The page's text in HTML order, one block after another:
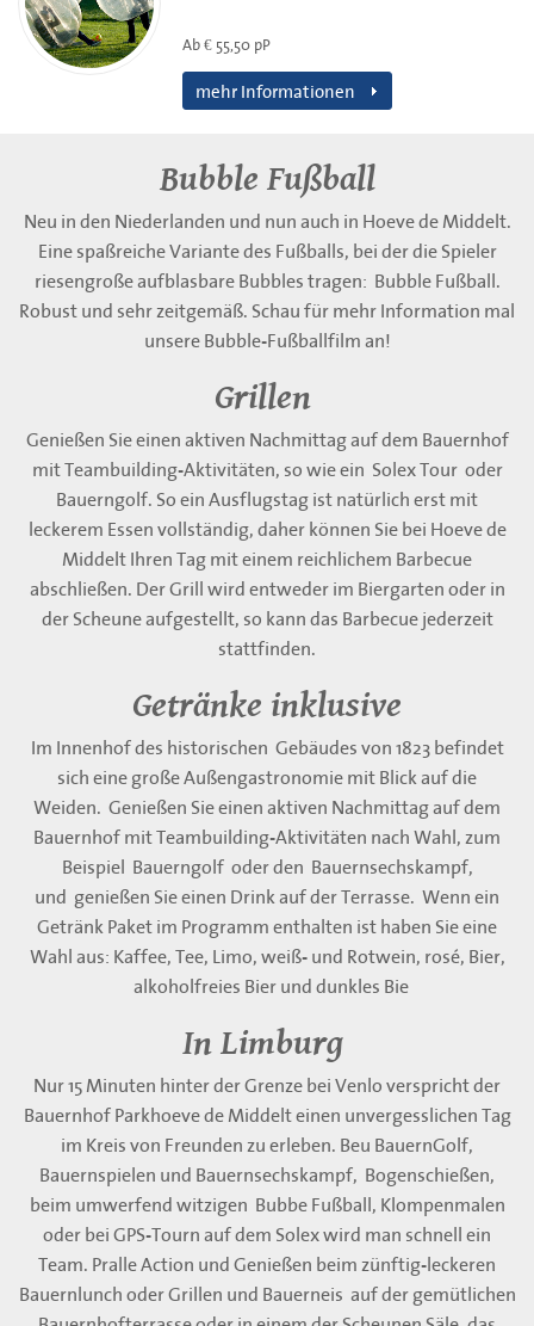
Ab € 55,50 pP
mehr Informationen
Bubble Fußball
Neu in den Niederlanden und nun auch in Hoeve de Middelt.
Eine spaßreiche Variante des Fußballs, bei der die Spieler
riesengroße aufblasbare Bubbles tragen: Bubble Fußball.
Robust und sehr zeitgemäß. Schau für mehr Information mal
unsere Bubble-Fußballfilm an!
Grillen
Genießen Sie einen aktiven Nachmittag auf dem Bauernhof
mit Teambuilding-Aktivitäten, so wie ein Solex Tour oder
Bauerngolf. So ein Ausflugstag ist natürlich erst mit
leckerem Essen vollständig, daher können Sie bei Hoeve de
Middelt Ihren Tag mit einem reichlichem Barbecue
abschließen. Der Grill wird entweder im Biergarten oder in
der Scheune aufgestellt, so kann das Barbecue jederzeit
stattfinden.
Getränke inklusive
Im Innenhof des historischen Gebäudes von 1823 befindet
sich eine große Außengastronomie mit Blick auf die
Weiden. Genießen Sie einen aktiven Nachmittag auf dem
Bauernhof mit Teambuilding-Aktivitäten nach Wahl, zum
Beispiel Bauerngolf oder den Bauernsechskampf,
und genießen Sie einen Drink auf der Terrasse. Wenn ein
Getränk Paket im Programm enthalten ist haben Sie eine
Wahl aus: Kaffee, Tee, Limo, weiß- und Rotwein, rosé, Bier,
alkoholfreies Bier und dunkles Bie
In Limburg
Nur 15 Minuten hinter der Grenze bei Venlo verspricht der
Bauernhof Parkhoeve de Middelt einen unvergesslichen Tag
im Kreis von Freunden zu erleben. Beu BauernGolf,
Bauernspielen und Bauernsechskampf, Bogenschießen,
beim umwerfend witzigen Bubbe Fußball, Klompenmalen
oder bei GPS-Tourn auf dem Solex wird man schnell ein
Team. Pralle Action und Genießen beim zünftig-leckeren
Bauernlunch oder Grillen und Bauerneis auf der gemütlichen